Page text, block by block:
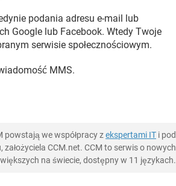
podania adresu e-mail lub
Google lub Facebook. Wtedy Twoje
serwisie społecznościowym.
MMS.
powstają we współpracy zekspertami IT i pod
CCM.net. CCM to serwis o nowych
na świecie, dostępny w 11 językach.